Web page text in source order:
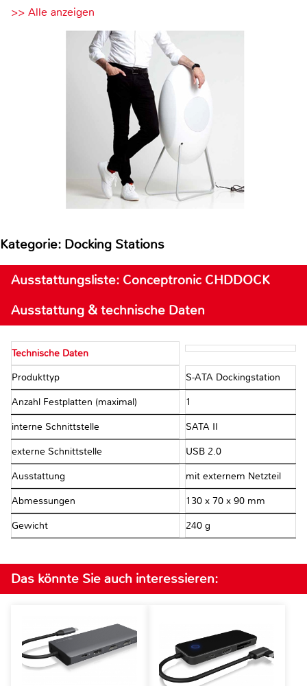
>> Alle anzeigen
Kategorie: Docking Stations
Ausstattungsliste: Conceptronic CHDDOCK
Ausstattung & technische Daten
Technische Daten
Produkttyp S-ATA Dockingstation
Anzahl Festplatten (maximal) 1
interne Schnittstelle SATA II
externe Schnittstelle USB 2.0
Ausstattung mit externem Netzteil
Abmessungen 130 x 70 x 90 mm
Gewicht 240 g
Das könnte Sie auch interessieren: